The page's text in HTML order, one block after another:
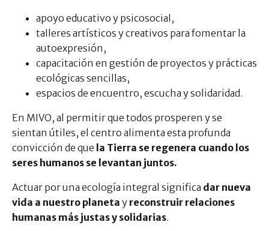
apoyo educativo y psicosocial,
talleres artísticos y creativos para fomentar la
autoexpresión,
capacitación en gestión de proyectos y prácticas
ecológicas sencillas,
espacios de encuentro, escucha y solidaridad.
En MIVO, al permitir que todos prosperen y se
sientan útiles, el centro alimenta esta profunda
convicción de que la Tierra se regenera cuando los
seres humanos se levantan juntos.
Actuar por una ecología integral significa dar nueva
vida a nuestro planeta y reconstruir relaciones
humanas más justas y solidarias.